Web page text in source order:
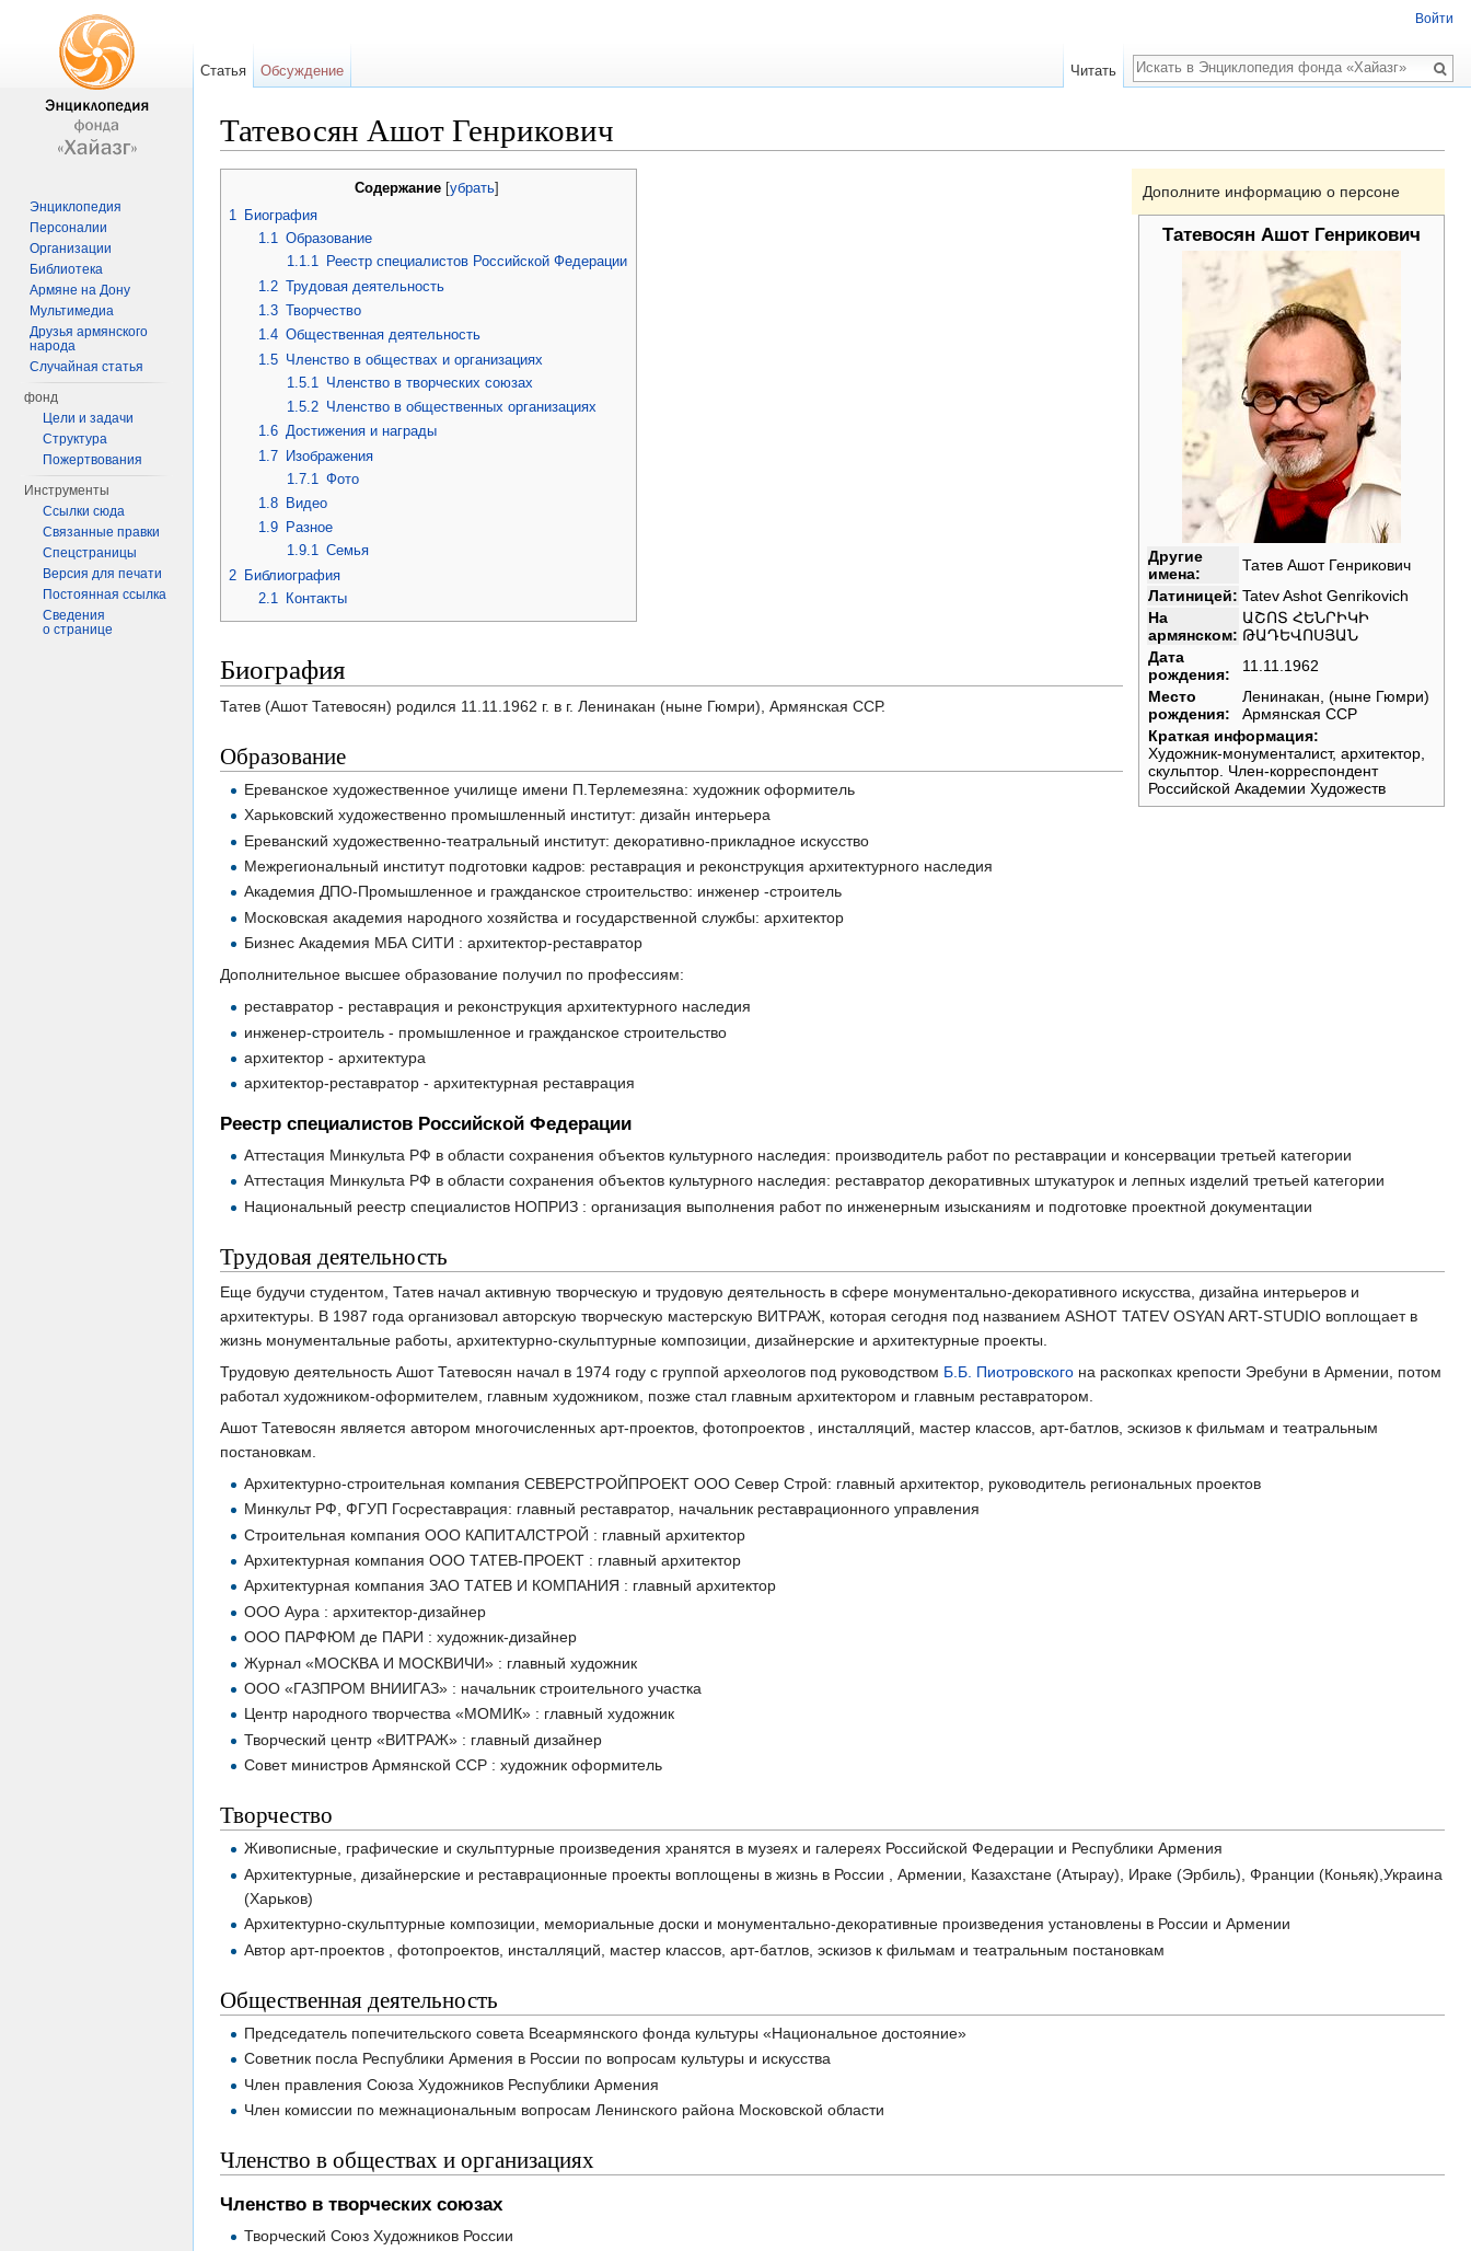
Татевосян Ашот Генрикович
Дополните информацию о персоне
Татевосян Ашот Генрикович
Другие
имена:
Татев Ашот Генрикович
Латиницей: Tatev Ashot Genrikovich
На
армянском:
ԱՇՈՏ ՀԵՆՐԻԿԻ
ԹԱԴԵՎՈՍՅԱՆ
Дата
рождения:
11.11.1962
Место
рождения:
Ленинакан, (ныне Гюмри)
Армянская ССР
Краткая информация:
Художник-монументалист, архитектор,
скульптор. Член-корреспондент
Российской Академии Художеств
Содержание[ убрать]
1 Биография
1.1 Образование
1.1.1 Реестр специалистов Российской Федерации
1.2 Трудовая деятельность
1.3 Творчество
1.4 Общественная деятельность
1.5 Членство в обществах и организациях
1.5.1
Членство в творческих союзах
1.5.2 Членство в общественных организациях
1.6 Достижения и награды
1.7 Изображения
1.7.1
Фото
1.8
Видео
1.9
Разное
1.9.1 Семья
2 Библиография
2.1
Контакты
Биография
Татев (Ашот Татевосян) родился 11.11.1962 г. в г. Ленинакан (ныне Гюмри), Армянская ССР.
Образование
Ереванское художественное училище имени П.Терлемезяна: художник оформитель
Харьковский художественно промышленный институт: дизайн интерьера
Ереванский художественно-театральный институт: декоративно-прикладное искусство
Межрегиональный институт подготовки кадров: реставрация и реконструкция архитектурного наследия
Академия ДПО-Промышленное и гражданское строительство: инженер -строитель
Московская академия народного хозяйства и государственной службы: архитектор
Бизнес Академия МБА СИТИ : архитектор-реставратор
Дополнительное высшее образование получил по профессиям:
реставратор - реставрация и реконструкция архитектурного наследия
инженер-строитель - промышленное и гражданское строительство
архитектор - архитектура
архитектор-реставратор - архитектурная реставрация
Реестр специалистов Российской Федерации
Аттестация Минкульта РФ в области сохранения объектов культурного наследия: производитель работ по реставрации и консервации третьей категории
Аттестация Минкульта РФ в области сохранения объектов культурного наследия: реставратор декоративных штукатурок и лепных изделий третьей категории
Национальный реестр специалистов НОПРИЗ : организация выполнения работ по инженерным изысканиям и подготовке проектной документации
Трудовая деятельность
Еще будучи студентом, Татев начал активную творческую и трудовую деятельность в сфере монументально-декоративного искусства, дизайна интерьеров и
архитектуры. В 1987 года организовал авторскую творческую мастерскую ВИТРАЖ, которая сегодня под названием ASHOT TATEV OSYAN ART-STUDIO воплощает в
жизнь монументальные работы, архитектурно-скульптурные композиции, дизайнерские и архитектурные проекты.
Трудовую деятельность Ашот Татевосян начал в 1974 году с группой археологов под руководством Б.Б. Пиотровского на раскопках крепости Эребуни в Армении, потом
работал художником-оформителем, главным художником, позже стал главным архитектором и главным реставратором.
Ашот Татевосян является автором многочисленных арт-проектов, фотопроектов , инсталляций, мастер классов, арт-батлов, эскизов к фильмам и театральным
постановкам.
Архитектурно-строительная компания СЕВЕРСТРОЙПРОЕКТ ООО Север Строй: главный архитектор, руководитель региональных проектов
Минкульт РФ, ФГУП Госреставрация: главный реставратор, начальник реставрационного управления
Строительная компания ООО КАПИТАЛСТРОЙ : главный архитектор
Архитектурная компания ООО ТАТЕВ-ПРОЕКТ : главный архитектор
Архитектурная компания ЗАО ТАТЕВ И КОМПАНИЯ : главный архитектор
ООО Аура : архитектор-дизайнер
ООО ПАРФЮМ де ПАРИ : художник-дизайнер
Журнал «МОСКВА И МОСКВИЧИ» : главный художник
ООО «ГАЗПРОМ ВНИИГАЗ» : начальник строительного участка
Центр народного творчества «МОМИК» : главный художник
Творческий центр «ВИТРАЖ» : главный дизайнер
Совет министров Армянской ССР : художник оформитель
Творчество
Живописные, графические и скульптурные произведения хранятся в музеях и галереях Российской Федерации и Республики Армения
Архитектурные, дизайнерские и реставрационные проекты воплощены в жизнь в России , Армении, Казахстане (Атырау), Ираке (Эрбиль), Франции (Коньяк),Украина
(Харьков)
Архитектурно-скульптурные композиции, мемориальные доски и монументально-декоративные произведения установлены в России и Армении
Автор арт-проектов , фотопроектов, инсталляций, мастер классов, арт-батлов, эскизов к фильмам и театральным постановкам
Общественная деятельность
Председатель попечительского совета Всеармянского фонда культуры «Национальное достояние»
Советник посла Республики Армения в России по вопросам культуры и искусства
Член правления Союза Художников Республики Армения
Член комиссии по межнациональным вопросам Ленинского района Московской области
Членство в обществах и организациях
Членство в творческих союзах
Творческий Союз Художников России
Войти
Статья Обсуждение Читать
Поиск
Энциклопедия
Персоналии
Организации
Библиотека
Армяне на Дону
Мультимедиа
Друзья армянского
народа
Случайная статья
фонд
Цели и задачи
Структура
Пожертвования
Инструменты
Ссылки сюда
Связанные правки
Спецстраницы
Версия для печати
Постоянная ссылка
Сведения
о странице